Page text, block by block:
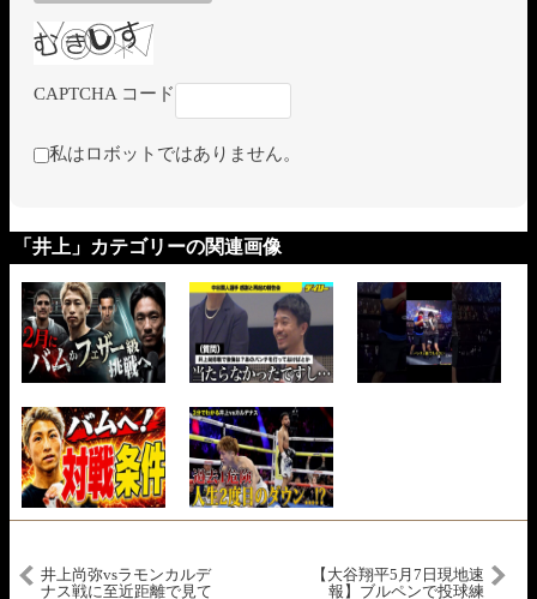
CAPTCHA コード
私はロボットではありません。
「井上」カテゴリーの関連画像
井上尚弥vsラモンカルデ
ナス戦に至近距離で見て
【大谷翔平5月7日現地速
報】ブルペンで投球練